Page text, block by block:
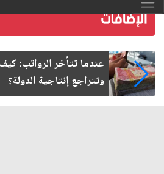
صمت الطريق بعد الأربعين